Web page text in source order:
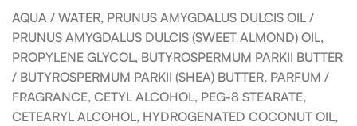
AQUA / WATER, PRUNUS AMYGDALUS DULCIS OIL /
PRUNUS AMYGDALUS DULCIS (SWEET ALMOND) OIL,
PROPYLENE GLYCOL, BUTYROSPERMUM PARKII BUTTER
/ BUTYROSPERMUM PARKII (SHEA) BUTTER, PARFUM /
FRAGRANCE, CETYL ALCOHOL, PEG-8 STEARATE,
CETEARYL ALCOHOL, HYDROGENATED COCONUT OIL,